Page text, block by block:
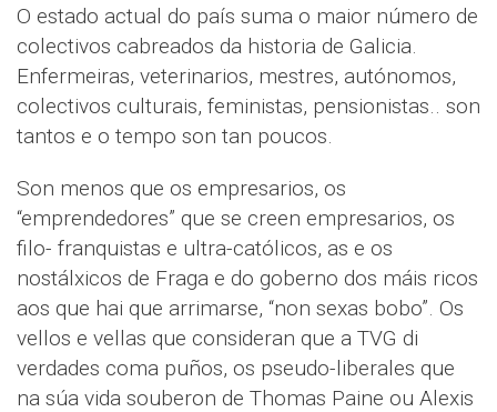
O estado actual do país suma o maior número de
colectivos cabreados da historia de Galicia.
Enfermeiras, veterinarios, mestres, autónomos,
colectivos culturais, feministas, pensionistas.. son
tantos e o tempo son tan poucos.
Son menos que os empresarios, os
“emprendedores” que se creen empresarios, os
filo- franquistas e ultra-católicos, as e os
nostálxicos de Fraga e do goberno dos máis ricos
aos que hai que arrimarse, “non sexas bobo”. Os
vellos e vellas que consideran que a TVG di
verdades coma puños, os pseudo-liberales que
na súa vida souberon de Thomas Paine ou Alexis